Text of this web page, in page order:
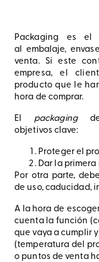
Packaging es el
al embalaje,
venta. Si este
empresa, el
producto que le
hora de comprar.
El packaging
objetivos clave:
Proteger el
Dar la
Por otra parte,
de uso, caducidad,
A la hora de
cuenta la función
que vaya a cumplir
(temperatura del
o puntos de venta